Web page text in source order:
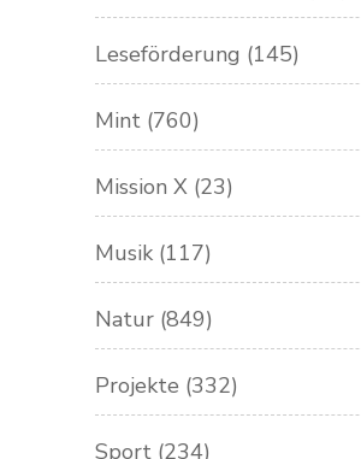
Leseförderung (145)
Mint (760)
Mission X (23)
Musik (117)
Natur (849)
Projekte (332)
Sport (234)